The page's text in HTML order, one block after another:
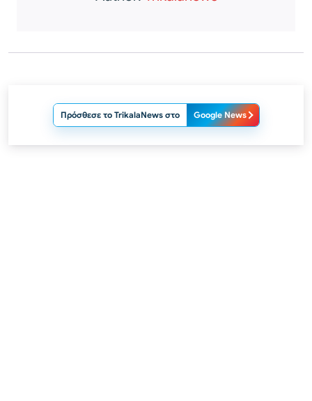
Πρόσθεσε το TrikalaNews στο Google News